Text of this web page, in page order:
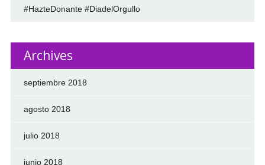
#HazteDonante #DiadelOrgullo
Archives
septiembre 2018
agosto 2018
julio 2018
junio 2018